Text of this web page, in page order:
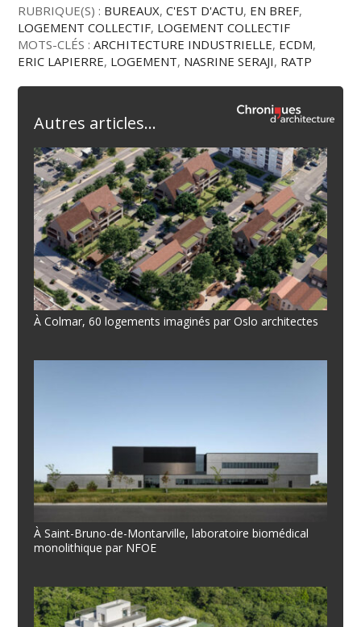
RUBRIQUE(S) : BUREAUX,C'EST D'ACTU, EN BREF,
LOGEMENT COLLECTIF, LOGEMENT COLLECTIF
MOTS-CLÉS :ARCHITECTURE INDUSTRIELLE, ECDM,
ERIC LAPIERRE, LOGEMENT, NASRINE SERAJI, RATP
Autres articles...
À Colmar, 60 logements imaginés par Oslo architectes
À Saint-Bruno-de-Montarville, laboratoire biomédical
monolithique par NFOE